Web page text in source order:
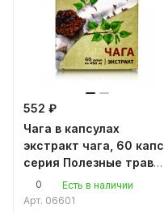
552 ₽
Чага в капсулах
экстракт чага, 60 капс
серия Полезные травы
Чага березовая
натуральная, чага
0
Есть в наличии
Арт. 06601